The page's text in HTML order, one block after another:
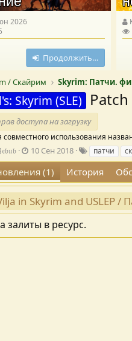
2026
Продолжить…
/ Скайрим Skyrim: Патчи.
Skyrim (SLE)
доступа на загрузку
совместного использования
Д
а
т
а
с
о
з
д
а
10 Сен 2018
е
г
и
патчи
(1) История
in Skyrim and USLEP /
залиты в ресурс.